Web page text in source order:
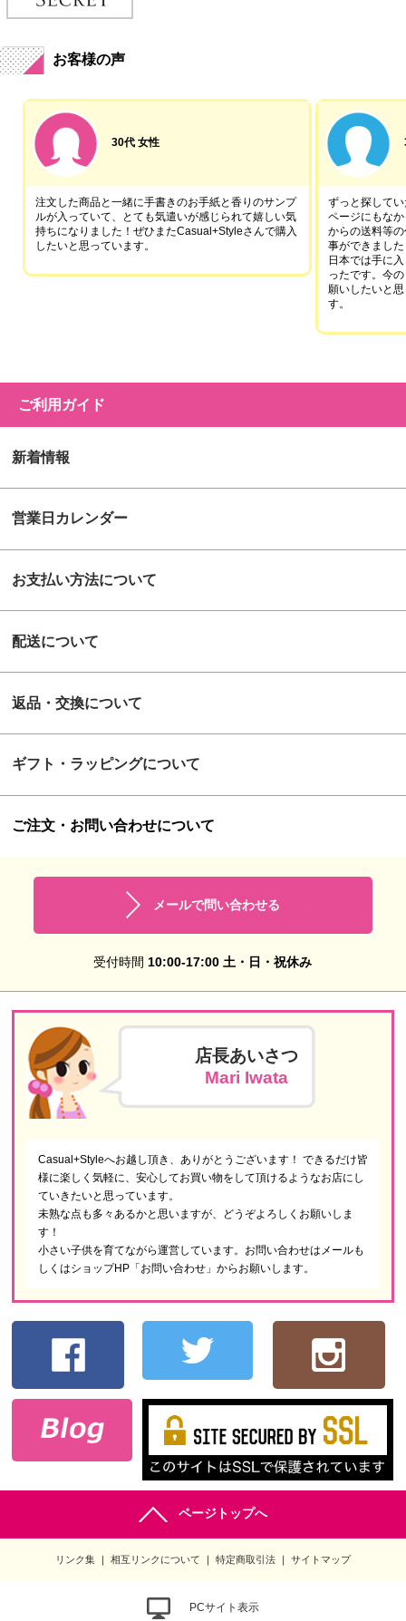
お客様の声
30代 女性
注文した商品と一緒に手書きのお手紙と香りのサンプ
ルが入っていて、とても気遣いが感じられて嬉しい気
持ちになりました！ぜひまたCasual+Styleさんで購入
したいと思っています。
ずっと探して
ページにもな
からの送料等
事ができました
日本では手に
ったです。今
願いしたいと
す。
ご利用ガイド
新着情報
営業日カレンダー
お支払い方法について
配送について
返品・交換について
ギフト・ラッピングについて
ご注文・お問い合わせについて
メールで問い合わせる
受付時間 10:00-17:00 土・日・祝休み
店長あいさつ
Mari Iwata
Casual+Styleへお越し頂き、ありがとうございます！ できるだけ皆
様に楽しく気軽に、安心してお買い物をして頂けるようなお店にし
ていきたいと思っています。
未熟な点も多々あるかと思いますが、どうぞよろしくお願いしま
す！
小さい子供を育てながら運営しています。お問い合わせはメールも
しくはショップHP「お問い合わせ」からお願いします。
ページトップへ
リンク集 相互リンクについて 特定商取引法 サイトマップ
PCサイト表示